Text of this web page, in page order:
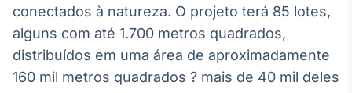
Broadcast
Wallboard
Conteúdos e
conectados à natureza. O projeto terá 85 lotes,
alguns com até 1.700 metros quadrados,
distribuídos em uma área de aproximadamente
160 mil metros quadrados ? mais de 40 mil deles